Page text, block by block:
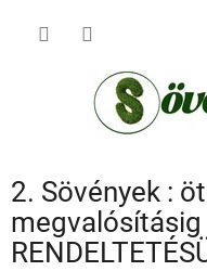
2. Sövények :
megvalósításig